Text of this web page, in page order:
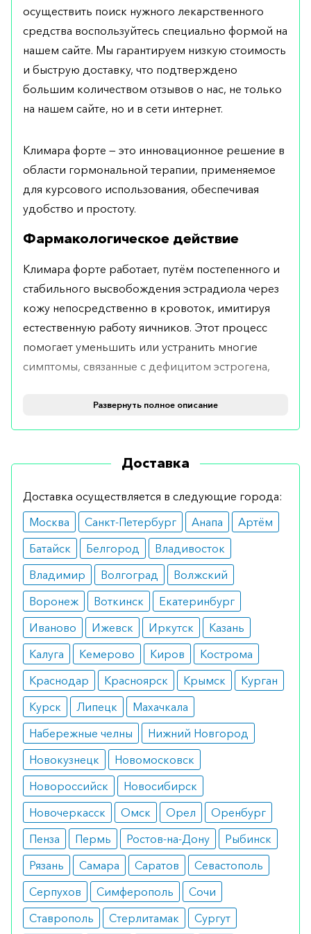
осуществить поиск нужного лекарственного
средства воспользуйтесь специально формой на
нашем сайте. Мы гарантируем низкую стоимость
и быструю доставку, что подтверждено
большим количеством отзывов о нас, не только
на нашем сайте, но и в сети интернет.
Климара форте — это инновационное решение в
области гормональной терапии, применяемое
для курсового использования, обеспечивая
удобство и простоту.
Фармакологическое действие
Климара форте работает, путём постепенного и
стабильного высвобождения эстрадиола через
кожу непосредственно в кровоток, имитируя
естественную работу яичников. Этот процесс
помогает уменьшить или устранить многие
симптомы, связанные с дефицитом эстрогена,
постменопаузальных симптомов, связанных с
остеопороза у женщин после менопаузы, при
которых риск переломов высок.
Противопоказания
Медикамент не рекомендована при наличии
или подозрении на рак груди,
эстрогензависимые новообразования,
неконтролируемое артериальное давление,
тромбозы в анамнезе, непрояснённые
кровотечения из влагалища, беременность и
кормление грудью.
Побочные эффекты
Возможные побочные эффекты включают
кожные реакции на месте аппликации пластыря,
головную боль, тошноту, вздутие живота,
изменение массы тела, настроения и либидо.
Режим дозирования
Пластырь наклеивается на чистую, сухую и
неповреждённую кожу (не на грудь или талию)
один раз в 7 дней.
Развернуть полное описание
Доставка
Доставка осуществляется в следующие города:
Москва
Санкт-Петербург Анапа
Артём
Батайск
Белгород
Владивосток
Владимир
Волгоград
Волжский
Воронеж
Воткинск
Екатеринбург
Иваново
Ижевск Иркутск
Казань
Калуга
Кемерово Киров
Кострома
Краснодар
Красноярск Крымск
Курган
Курск
Липецк
Махачкала
Набережные челны
Нижний Новгород
Новокузнецк
Новомосковск
Новороссийск
Новосибирск
Новочеркасск
Омск Орел
Оренбург
Пенза
Пермь Ростов-на-Дону
Рыбинск
Рязань
Самара Саратов
Севастополь
Серпухов
Симферополь
Сочи
Ставрополь
Стерлитамак
Сургут